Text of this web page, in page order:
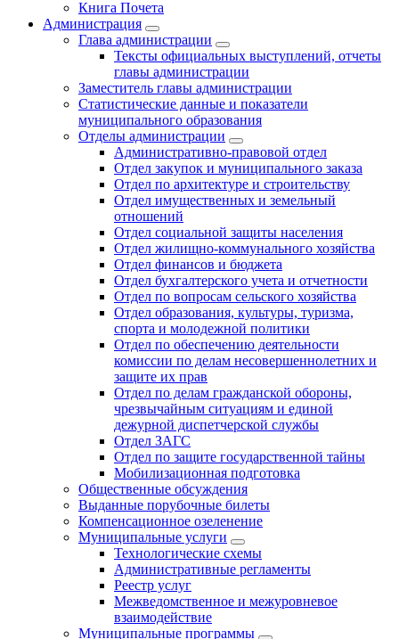
Книга Почета
Администрация
Глава администрации
Тексты официальных выступлений, отчеты
главы администрации
Заместитель главы администрации
Статистические данные и показатели
муниципального образования
Отделы администрации
Административно-правовой отдел
Отдел закупок и муниципального заказа
Отдел по архитектуре и строительству
Отдел имущественных и земельный
отношений
Отдел социальной защиты населения
Отдел жилищно-коммунального хозяйства
Отдел финансов и бюджета
Отдел бухгалтерского учета и отчетности
Отдел по вопросам сельского хозяйства
Отдел образования, культуры, туризма,
спорта и молодежной политики
Отдел по обеспечению деятельности
комиссии по делам несовершеннолетних и
защите их прав
Отдел по делам гражданской обороны,
чрезвычайным ситуациям и единой
дежурной диспетчерской службы
Отдел ЗАГС
Отдел по защите государственной тайны
Мобилизационная подготовка
Общественные обсуждения
Выданные порубочные билеты
Компенсационное озеленение
Муниципальные услуги
Технологические схемы
Административные регламенты
Реестр услуг
Межведомственное и межуровневое
взаимодействие
Муниципальные программы